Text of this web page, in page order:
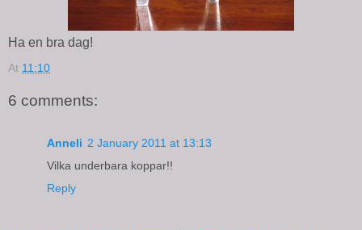
Ha en bra dag!
At 11:10
6 comments:
Anneli 2 January 2011 at 13:13
Vilka underbara koppar!!
Reply